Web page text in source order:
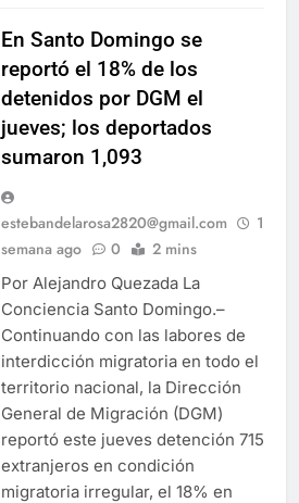
En Santo Domingo se
reportó el 18% de los
detenidos por DGM el
jueves; los deportados
sumaron 1,093
estebandelarosa2820@gmail.com
1
semana ago
0 2 mins
Por Alejandro Quezada La
Conciencia Santo Domingo.–
Continuando con las labores de
interdicción migratoria en todo el
territorio nacional, la Dirección
General de Migración (DGM)
reportó este jueves detención 715
extranjeros en condición
migratoria irregular, el 18% en